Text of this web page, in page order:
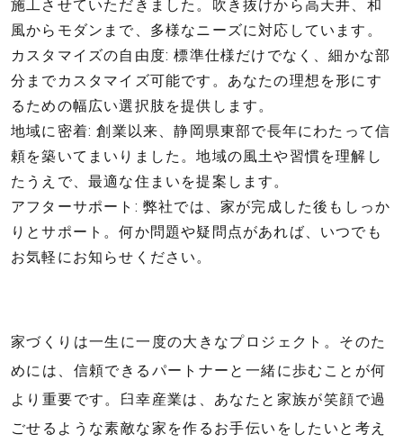
施工させていただきました。吹き抜けから高天井、和
風からモダンまで、多様なニーズに対応しています。
カスタマイズの自由度: 標準仕様だけでなく、細かな部
分までカスタマイズ可能です。あなたの理想を形にす
るための幅広い選択肢を提供します。
地域に密着: 創業以来、静岡県東部で長年にわたって信
頼を築いてまいりました。地域の風土や習慣を理解し
たうえで、最適な住まいを提案します。
アフターサポート: 弊社では、家が完成した後もしっか
りとサポート。何か問題や疑問点があれば、いつでも
お気軽にお知らせください。
家づくりは一生に一度の大きなプロジェクト。そのた
めには、信頼できるパートナーと一緒に歩むことが何
より重要です。臼幸産業は、あなたと家族が笑顔で過
ごせるような素敵な家を作るお手伝いをしたいと考え